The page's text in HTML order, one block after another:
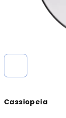
Cassiopeia